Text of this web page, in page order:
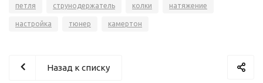
петля струнодержатель колки натяжение
настройка тюнер камертон
Назад к списку